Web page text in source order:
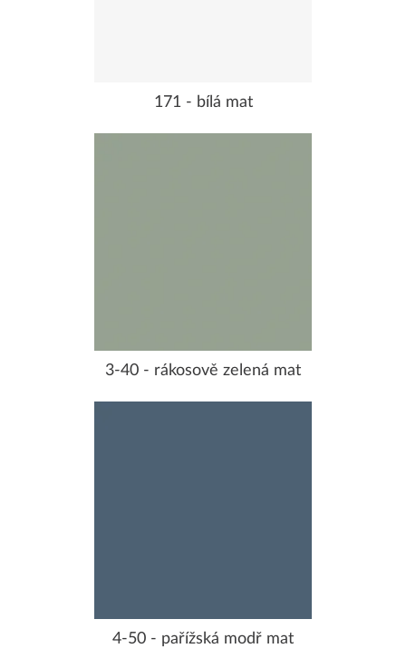
171 - bílá mat
3-40 - rákosově zelená mat
4-50 - pařížská modř mat